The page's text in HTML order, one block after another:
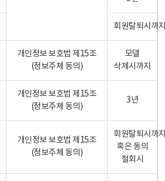
회원탈퇴시까
개인정보 보호법 제15조
(정보주체 동의)
모델
삭제시까지
개인정보 보호법 제15조
(정보주체 동의)
3년
개인정보 보호법 제15조
(정보주체 동의)
회원탈퇴시까
혹은 동의
철회시